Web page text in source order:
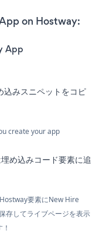
on Hostway:
App
みスニペットをコピ
create your app
め込みコード要素に追
要素にNew Hire
存してライブページを表示